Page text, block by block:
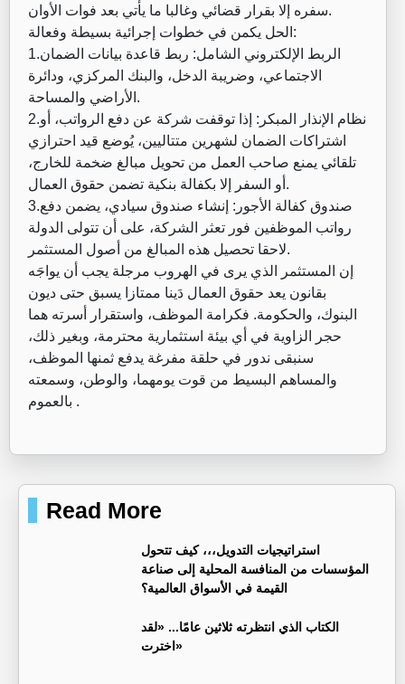
سفره إلا بقرار قضائي وغالبا ما يأتي بعد فوات الأوان.
الحل يكمن في خطوات إجرائية بسيطة وفعالة:
1.الربط الإلكتروني الشامل: ربط قاعدة بيانات الضمان
الاجتماعي، وضريبة الدخل، والبنك المركزي، ودائرة
الأراضي والمساحة.
2.نظام الإنذار المبكر: إذا توقفت شركة عن دفع الرواتب، أو
اشتراكات الضمان لشهرين متتاليين، يُوضع قيد احترازي
تلقائي يمنع صاحب العمل من تحويل مبالغ ضخمة للخارج،
أو السفر إلا بكفالة بنكية تضمن حقوق العمال.
3.صندوق كفالة الأجور: إنشاء صندوق سيادي، يضمن دفع
رواتب الموظفين فور تعثر الشركة، على أن تتولى الدولة
لاحقا تحصيل هذه المبالغ من أصول المستثمر.
إن المستثمر الذي يرى في الهروب مرجلة يجب أن يواجَه
بقانون يعد حقوق العمال دَينا ممتازا يسبق حتى ديون
البنوك، والحكومة. فكرامة الموظف، واستقرار أسرته هما
حجر الزاوية في أي بيئة استثمارية محترمة، وبغير ذلك،
سنبقى ندور في حلقة مفرغة يدفع ثمنها الموظف،
والمساهم البسيط من قوت يومهما، والوطن، وسمعته
بالعموم .
Read More
استراتيجيات التدويل،،، كيف تتحول
المؤسسات من المنافسة المحلية إلى صناعة
القيمة في الأسواق العالمية؟
الكتاب الذي انتظرته ثلاثين عامًا... «لقد
اخترت»